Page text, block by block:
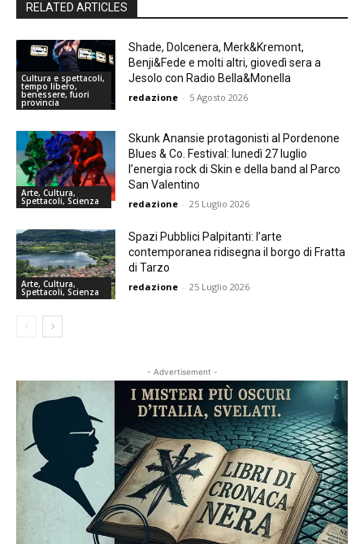
RELATED ARTICLES
Cultura e spettacoli,
tempo libero,
benessere, fuori
provincia
Shade, Dolcenera, Merk&Kremont,
Benji&Fede e molti altri, giovedì sera a
Jesolo con Radio Bella&Monella
redazione - 5 Agosto 2026
Arte, Cultura,
Spettacoli, Scienza
Skunk Anansie protagonisti al Pordenone
Blues & Co. Festival: lunedì 27 luglio
l’energia rock di Skin e della band al Parco
San Valentino
redazione - 25 Luglio 2026
Arte, Cultura,
Spettacoli, Scienza
Spazi Pubblici Palpitanti: l’arte
contemporanea ridisegna il borgo di Fratta
di Tarzo
redazione - 25 Luglio 2026
- Advertisement -